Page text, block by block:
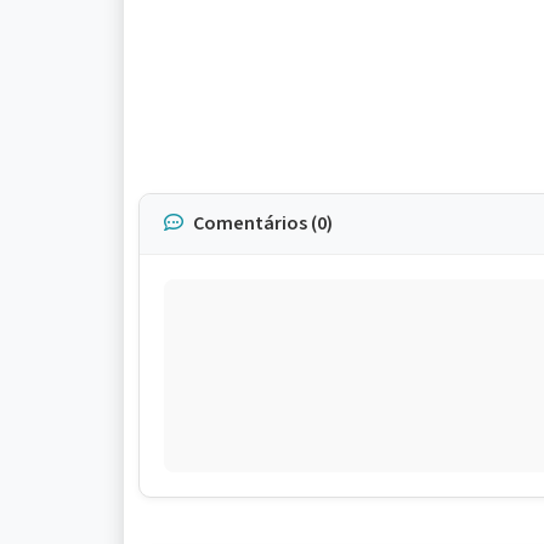
Comentários (0)